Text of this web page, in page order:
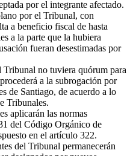
por el integrante afectado.
por el Tribunal, con
a beneficio fiscal de hasta
a la parte que la hubiera
fueran desestimadas por
no tuviera quórum para
a la subrogación por
de Santiago, de acuerdo a lo
Tribunales.
aplicarán las normas
del Código Orgánico de
en el artículo 322.
del Tribunal permanecerán